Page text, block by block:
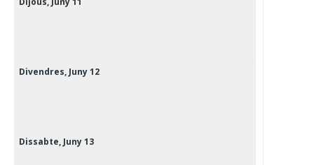
Divendres, Juny12
Dissabte, Juny13